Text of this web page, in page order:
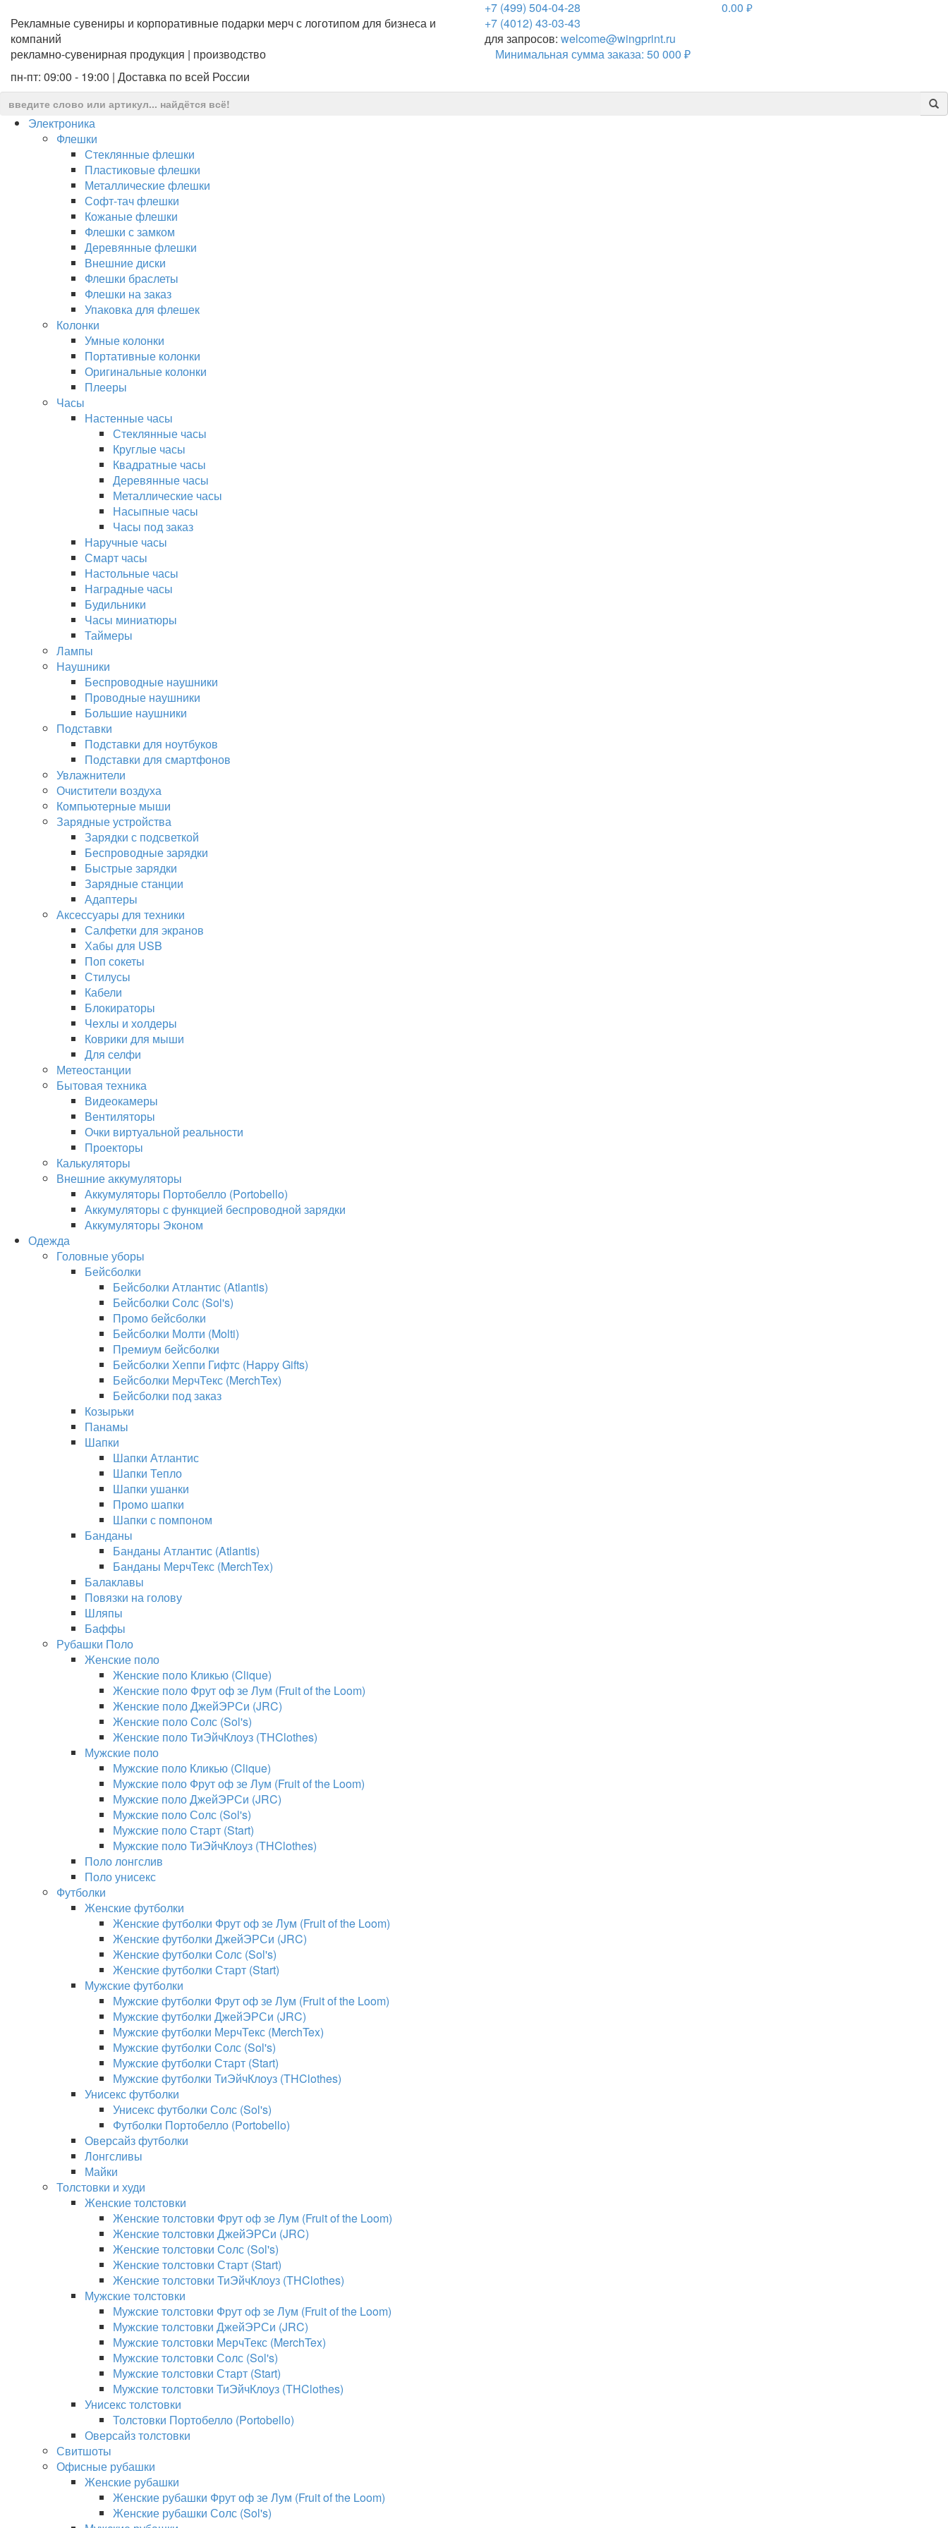
Рекламные сувениры и корпоративные подарки мерч с логотипом для бизнеса и
компаний
рекламно-сувенирная продукция | производство
пн-пт: 09:00 - 19:00 | Доставка по всей России
+7 (499) 504-04-28
+7 (4012) 43-03-43
для запросов: welcome@wingprint.ru
Минимальная сумма заказа: 50 000 ₽
0.00 руб.
Электроника
Флешки
Стеклянные флешки
Пластиковые флешки
Металлические флешки
Софт-тач флешки
Кожаные флешки
Флешки с замком
Деревянные флешки
Внешние диски
Флешки браслеты
Флешки на заказ
Упаковка для флешек
Колонки
Умные колонки
Портативные колонки
Оригинальные колонки
Плееры
Часы
Настенные часы
Стеклянные часы
Круглые часы
Квадратные часы
Деревянные часы
Металлические часы
Насыпные часы
Часы под заказ
Наручные часы
Смарт часы
Настольные часы
Наградные часы
Будильники
Часы миниатюры
Таймеры
Лампы
Наушники
Беспроводные наушники
Проводные наушники
Большие наушники
Подставки
Подставки для ноутбуков
Подставки для смартфонов
Увлажнители
Очистители воздуха
Компьютерные мыши
Зарядные устройства
Зарядки с подсветкой
Беспроводные зарядки
Быстрые зарядки
Зарядные станции
Адаптеры
Аксессуары для техники
Салфетки для экранов
Хабы для USB
Поп сокеты
Стилусы
Кабели
Блокираторы
Чехлы и холдеры
Коврики для мыши
Для селфи
Метеостанции
Бытовая техника
Видеокамеры
Вентиляторы
Очки виртуальной реальности
Проекторы
Калькуляторы
Внешние аккумуляторы
Аккумуляторы Портобелло (Portobello)
Аккумуляторы с функцией беспроводной зарядки
Аккумуляторы Эконом
Одежда
Головные уборы
Бейсболки
Бейсболки Атлантис (Atlantis)
Бейсболки Солс (Sol's)
Промо бейсболки
Бейсболки Молти (Molti)
Премиум бейсболки
Бейсболки Хеппи Гифтс (Happy Gifts)
Бейсболки МерчТекс (MerchTex)
Бейсболки под заказ
Козырьки
Панамы
Шапки
Шапки Атлантис
Шапки Тепло
Шапки ушанки
Промо шапки
Шапки с помпоном
Банданы
Банданы Атлантис (Atlantis)
Банданы МерчТекс (MerchTex)
Балаклавы
Повязки на голову
Шляпы
Баффы
Рубашки Поло
Женские поло
Женские поло Кликью (Clique)
Женские поло Фрут оф зе Лум (Fruit of the Loom)
Женские поло ДжейЭРСи (JRC)
Женские поло Солс (Sol's)
Женские поло ТиЭйчКлоуз (THClothes)
Мужские поло
Мужские поло Кликью (Clique)
Мужские поло Фрут оф зе Лум (Fruit of the Loom)
Мужские поло ДжейЭРСи (JRC)
Мужские поло Солс (Sol's)
Мужские поло Старт (Start)
Мужские поло ТиЭйчКлоуз (THClothes)
Поло лонгслив
Поло унисекс
Футболки
Женские футболки
Женские футболки Фрут оф зе Лум (Fruit of the Loom)
Женские футболки ДжейЭРСи (JRC)
Женские футболки Солс (Sol's)
Женские футболки Старт (Start)
Мужские футболки
Мужские футболки Фрут оф зе Лум (Fruit of the Loom)
Мужские футболки ДжейЭРСи (JRC)
Мужские футболки МерчТекс (MerchTex)
Мужские футболки Солс (Sol's)
Мужские футболки Старт (Start)
Мужские футболки ТиЭйчКлоуз (THClothes)
Унисекс футболки
Унисекс футболки Солс (Sol's)
Футболки Портобелло (Portobello)
Оверсайз футболки
Лонгсливы
Майки
Толстовки и худи
Женские толстовки
Женские толстовки Фрут оф зе Лум (Fruit of the Loom)
Женские толстовки ДжейЭРСи (JRC)
Женские толстовки Солс (Sol's)
Женские толстовки Старт (Start)
Женские толстовки ТиЭйчКлоуз (THClothes)
Мужские толстовки
Мужские толстовки Фрут оф зе Лум (Fruit of the Loom)
Мужские толстовки ДжейЭРСи (JRC)
Мужские толстовки МерчТекс (MerchTex)
Мужские толстовки Солс (Sol's)
Мужские толстовки Старт (Start)
Мужские толстовки ТиЭйчКлоуз (THClothes)
Унисекс толстовки
Толстовки Портобелло (Portobello)
Оверсайз толстовки
Свитшоты
Офисные рубашки
Женские рубашки
Женские рубашки Фрут оф зе Лум (Fruit of the Loom)
Женские рубашки Солс (Sol's)